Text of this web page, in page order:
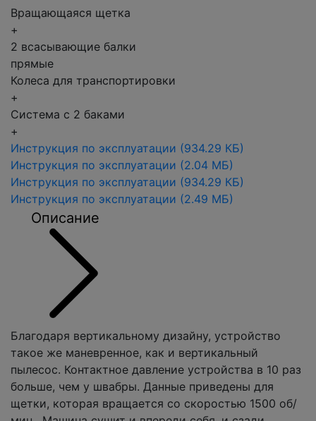
Вращающаяся щетка
+
2 всасывающие балки
прямые
Колеса для транспортировки
+
Система с 2 баками
+
Инструкция по эксплуатации (934.29 КБ)
Инструкция по эксплуатации (2.04 МБ)
Инструкция по эксплуатации (934.29 КБ)
Инструкция по эксплуатации (2.49 МБ)
Описание
Благодаря вертикальному дизайну, устройство
такое же маневренное, как и вертикальный
пылесос. Контактное давление устройства в 10 раз
больше, чем у швабры. Данные приведены для
щетки, которая вращается со скоростью 1500 об/